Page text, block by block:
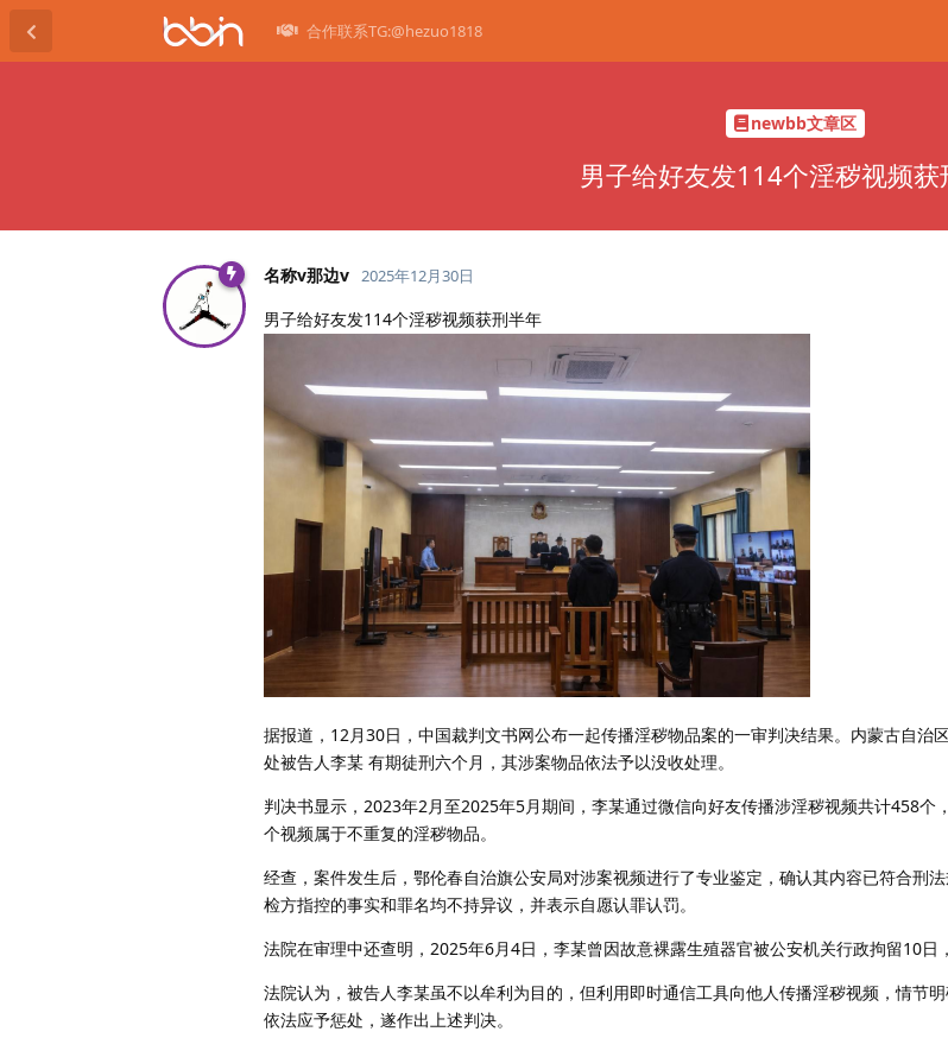
合作联系TG:@hezuo1818
newbb文章区
男子给好友发114个淫秽视频获
名称v那边v 2025年12月30日
男子给好友发114个淫秽视频获刑半年
据报道，12月30日，中国裁判文书网公布一起传播淫秽物品案的一审判决结果。内蒙古自治
处被告人李某 有期徒刑六个月，其涉案物品依法予以没收处理。
判决书显示，2023年2月至2025年5月期间，李某通过微信向好友传播涉淫秽视频共计458个
个视频属于不重复的淫秽物品。
经查，案件发生后，鄂伦春自治旗公安局对涉案视频进行了专业鉴定，确认其内容已符合刑
检方指控的事实和罪名均不持异议，并表示自愿认罪认罚。
法院在审理中还查明，2025年6月4日，李某曾因故意裸露生殖器官被公安机关行政拘留10日
法院认为，被告人李某虽不以牟利为目的，但利用即时通信工具向他人传播淫秽视频，情节
依法应予惩处，遂作出上述判决。